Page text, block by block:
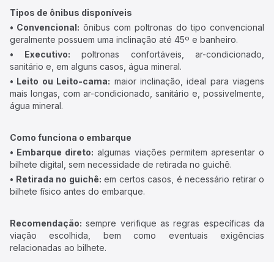
Tipos de ônibus disponíveis
• Convencional: ônibus com poltronas do tipo convencional
geralmente possuem uma inclinação até 45º e banheiro.
• Executivo: poltronas confortáveis, ar-condicionado,
sanitário e, em alguns casos, água mineral.
• Leito ou Leito-cama: maior inclinação, ideal para viagens
mais longas, com ar-condicionado, sanitário e, possivelmente,
água mineral.
Como funciona o embarque
• Embarque direto: algumas viações permitem apresentar o
bilhete digital, sem necessidade de retirada no guichê.
• Retirada no guichê: em certos casos, é necessário retirar o
bilhete físico antes do embarque.
Recomendação: sempre verifique as regras específicas da
viação escolhida, bem como eventuais exigências
relacionadas ao bilhete.